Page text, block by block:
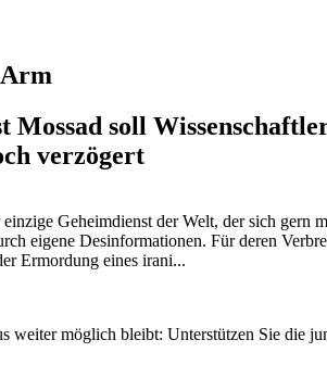
Mossad soll
verzögert
Geheimdienst der Welt, der sich
eigene Desinformationen. Für deren
Ermordung eines irani...
weiter möglich bleibt: Unterstützen Sie die